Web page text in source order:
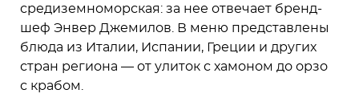
средиземноморская: за нее отвечает бренд-
шеф Энвер Джемилов. В меню представлены
блюда из Италии, Испании, Греции и других
стран региона — от улиток с хамоном до орзо
с крабом.